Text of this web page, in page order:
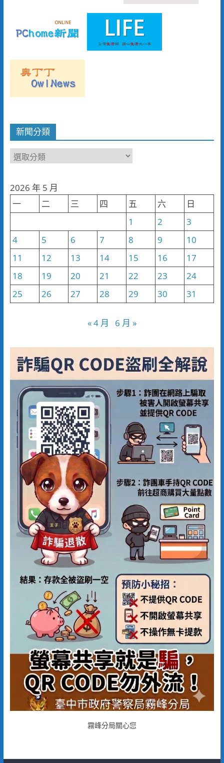
新聞分類
新
類
2026 年 5 月
一
二 三 四 五 六
日
1
2
3
4
5 6 7 8 9
10
11
12 13 14 15 16
17
18
19 20 21 22 23
24
25
26 27 28 29 30 31
« 4 月 6 月 »
霧峰分局關心您